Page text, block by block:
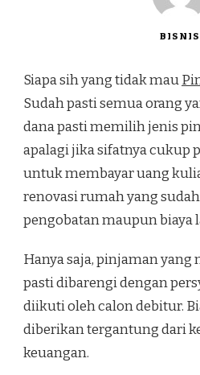
BISNIS
Siapa sih yang tidak mau
Sudah pasti semua orang
dana pasti memilih jenis
apalagi jika sifatnya cukup
untuk membayar uang
renovasi rumah yang
pengobatan maupun biaya
Hanya saja, pinjaman
pasti dibarengi dengan
diikuti oleh calon debitur.
diberikan tergantung dari
keuangan.